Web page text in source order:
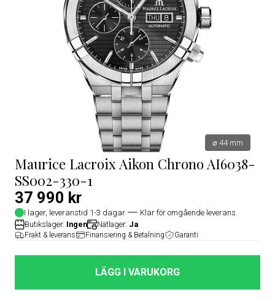
⌀ 44 mm
Maurice Lacroix Aikon Chrono AI6038-
SS002-330-1
37 990 kr
I lager, leveranstid 1-3 dagar
Klar för omgående leverans.
Butikslager: Ingen Nätlager: Ja
Frakt & leverans Finansiering & Betalning Garanti
LÄGG I VARUKORG